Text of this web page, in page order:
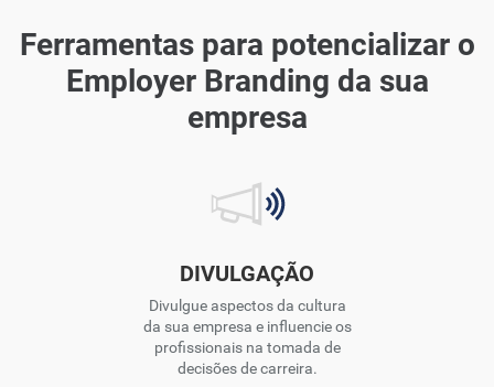
Ferramentas para potencializar o
Employer Branding da sua
empresa
DIVULGAÇÃO
Divulgue aspectos da cultura
da sua empresa e influencie os
profissionais na tomada de
decisões de carreira.